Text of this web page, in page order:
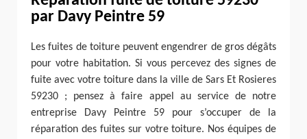
par Davy Peintre 59
Les fuites de toiture peuvent engendrer de gros dégâts
pour votre habitation. Si vous percevez des signes de
fuite avec votre toiture dans la ville de Sars Et Rosieres
59230 ; pensez à faire appel au service de notre
entreprise Davy Peintre 59 pour s’occuper de la
réparation des fuites sur votre toiture. Nos équipes de